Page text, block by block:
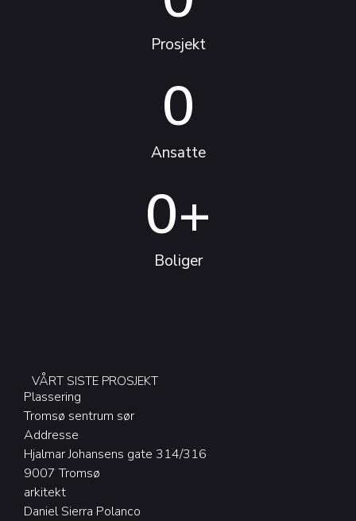
Prosjekt
0
Ansatte
0+
Boliger
VÅRT SISTE PROSJEKT
Plassering
Tromsø sentrum sør
Addresse
Hjalmar Johansens gate 314/316
9007 Tromsø
arkitekt
Daniel Sierra Polanco